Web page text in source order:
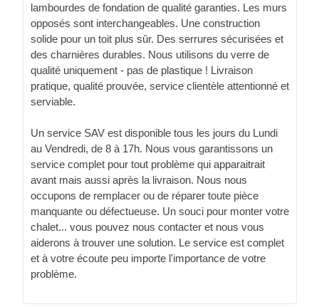
lambourdes de fondation de qualité garanties. Les murs
opposés sont interchangeables. Une construction
solide pour un toit plus sûr. Des serrures sécurisées et
des charnières durables. Nous utilisons du verre de
qualité uniquement - pas de plastique ! Livraison
pratique, qualité prouvée, service clientèle attentionné et
serviable.
Un service SAV est disponible tous les jours du Lundi
au Vendredi, de 8 à 17h. Nous vous garantissons un
service complet pour tout problème qui apparaitrait
avant mais aussi après la livraison. Nous nous
occupons de remplacer ou de réparer toute pièce
manquante ou défectueuse. Un souci pour monter votre
chalet... vous pouvez nous contacter et nous vous
aiderons à trouver une solution. Le service est complet
et à votre écoute peu importe l'importance de votre
problème.